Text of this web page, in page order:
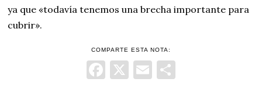
ya que «todavía tenemos una brecha importante para
cubrir».
COMPARTE ESTA NOTA:
Facebook
X Email